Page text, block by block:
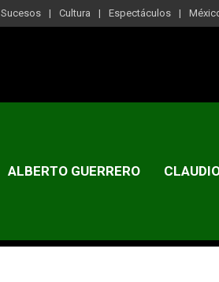
Sucesos Cultura Espectáculos
ALBERTO GUERRERO